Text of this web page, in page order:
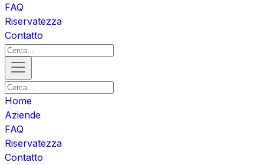
FAQ
Riservatezza
Contatto
Home
Aziende
FAQ
Riservatezza
Contatto